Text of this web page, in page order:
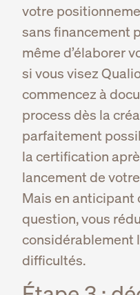
votre
sans financement
même d’élaborer
si vous visez
commencez à
process dès la
parfaitement
la certification
lancement de
Mais en anticipant
question, vous
considérablement
difficultés.